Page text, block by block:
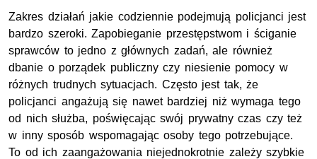
Zakres działań jakie codziennie podejmują policjanci jest
bardzo szeroki. Zapobieganie przestępstwom i ściganie
sprawców to jedno z głównych zadań, ale również
dbanie o porządek publiczny czy niesienie pomocy w
różnych trudnych sytuacjach. Często jest tak, że
policjanci angażują się nawet bardziej niż wymaga tego
od nich służba, poświęcając swój prywatny czas czy też
w inny sposób wspomagając osoby tego potrzebujące.
To od ich zaangażowania niejednokrotnie zależy szybkie